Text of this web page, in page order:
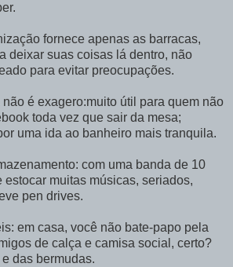
fornece apenas as barracas,
deixar suas coisas lá dentro, não
para evitar preocupações.
é exagero:muito útil para quem não
toda vez que sair da mesa;
uma ida ao banheiro mais tranquila.
com uma banda de 10
estocar muitas músicas, seriados,
pen drives.
em casa, você não bate-papo pela
de calça e camisa social, certo?
das bermudas.